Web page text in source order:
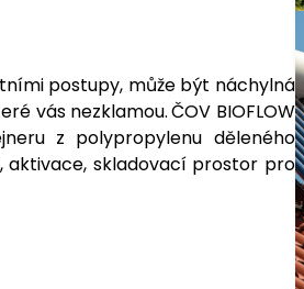
postupy, může být náchylná
vás nezklamou.ČOV BIOFLOW
z polypropylenu děleného
aktivace, skladovací prostor pro